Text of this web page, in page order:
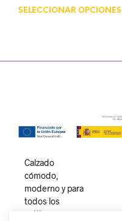
SELECCIONAR OPCIONES
Calzado
cómodo,
moderno y para
todos los
estilos.